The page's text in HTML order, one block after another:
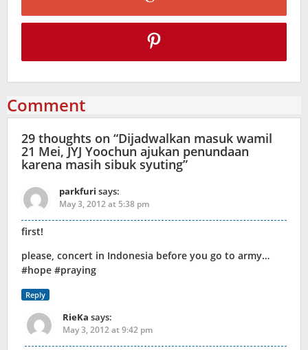
Comment
29 thoughts on “Dijadwalkan masuk wamil
21 Mei, JYJ Yoochun ajukan penundaan
karena masih sibuk syuting”
parkfuri says:
May 3, 2012 at 5:38 pm
first!
please, concert in Indonesia before you go to army…
#hope #praying
Reply
RieKa says:
May 3, 2012 at 9:42 pm